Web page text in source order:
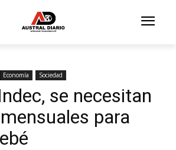
Economía Sociedad
se necesitan
para